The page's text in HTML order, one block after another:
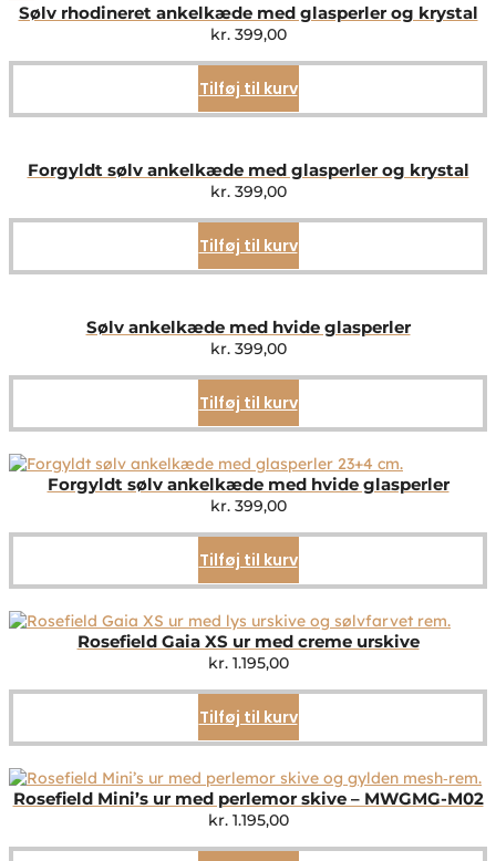
Sølv rhodineret ankelkæde med glasperler og krystal
kr.399,00
Tilføj til kurv
Forgyldt sølv ankelkæde med glasperler og krystal
kr.399,00
Tilføj til kurv
Sølv ankelkæde med hvide glasperler
kr.399,00
Tilføj til kurv
Forgyldt sølv ankelkæde med hvide glasperler
kr.399,00
Tilføj til kurv
Rosefield Gaia XS ur med creme urskive
kr.1.195,00
Tilføj til kurv
Rosefield Mini’s ur med perlemor skive – MWGMG-M02
kr.1.195,00